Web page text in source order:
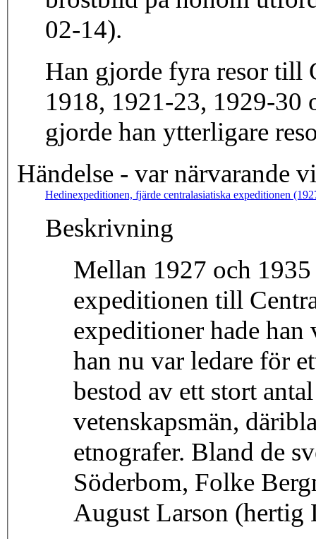
02-14).
Han gjorde fyra resor till
1918, 1921-23, 1929-30
gjorde han ytterligare
Händelse - var närvarande
Hedinexpeditionen, fjärde centralasiatiska expeditionen
Beskrivning
Mellan 1927 och
expeditionen till
expeditioner hade han
han nu var ledare för
bestod av ett stort
vetenskapsmän,
etnografer. Bland de
Söderbom, Folke
August Larson (hertig